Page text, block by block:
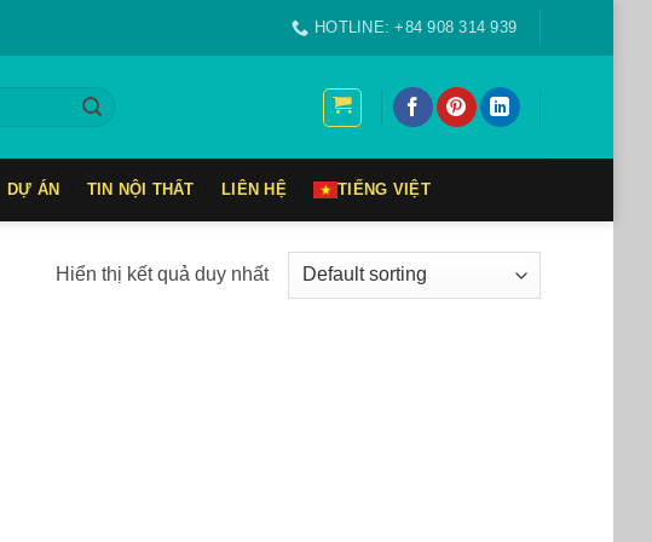
HOTLINE: +84 908 314 939
DỰ ÁN TIN NỘI THẤT LIÊN HỆ TIẾNG VIỆT
Hiển thị kết quả duy nhất